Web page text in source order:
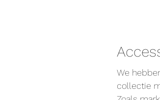
We
collectie